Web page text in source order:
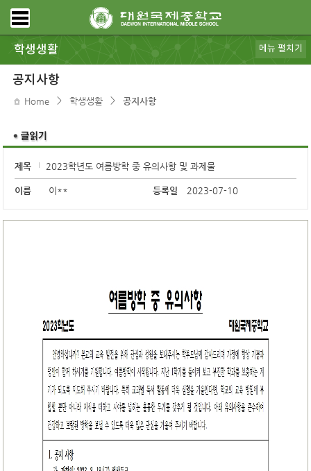
학생생활
가정통신
규정ㆍ리로스쿨
급식안내
보건ㆍ상담
대원갤러리
동아리
스포츠클럽
학생회
DWIMS 복지
전자도서관
학교도서관
모아진
DB pia
메뉴 펼치기
공지사항
Home > 학생생활 > 공지사항
제목 2023학년도 여름방학 중 유의사항 및 과제물
이름 이** 등록일 2023-07-10